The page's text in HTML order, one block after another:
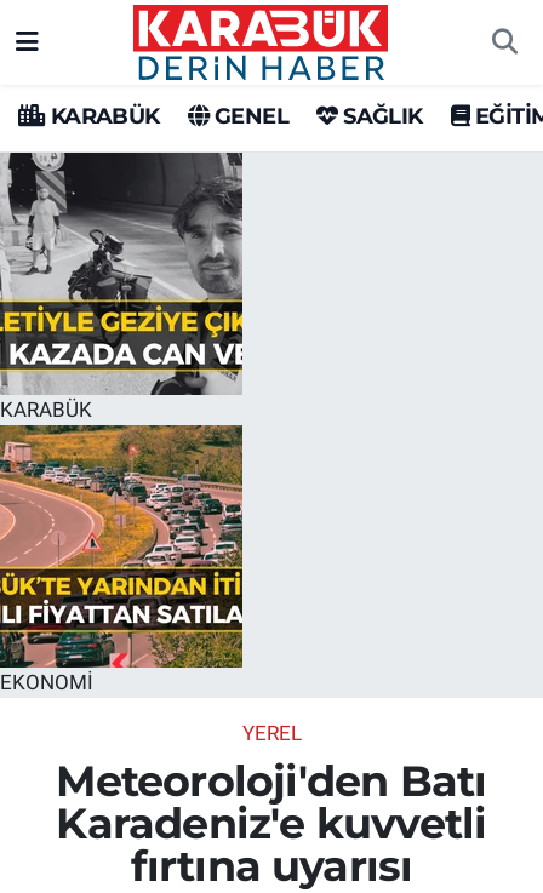
KARABÜK GENEL SAĞLIK
KARABÜK
EKONOMİ
YEREL
Meteoroloji'den Batı
Karadeniz'e kuvvetli
fırtına uyarısı
Karabük Hava Durumu
Karabük Trafik Yoğunluk Haritası
Süper Lig Puan Durumu ve Fikstür
Tüm Manşetler
Son Dakika Haberleri
Haber Arşivi